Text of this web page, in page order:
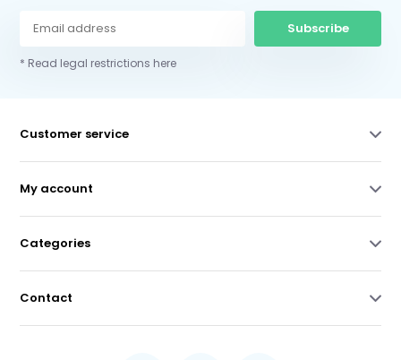
Subscribe
* Read legal restrictions here
Customer service
My account
Categories
Contact